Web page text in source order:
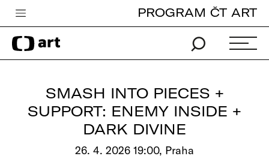
Česká televize
Zpravodajství
iVysílání
PROGRAM ČT ART
SMASH INTO PIECES +
SUPPORT: ENEMY INSIDE +
DARK DIVINE
26. 4. 2026 19:00, Praha